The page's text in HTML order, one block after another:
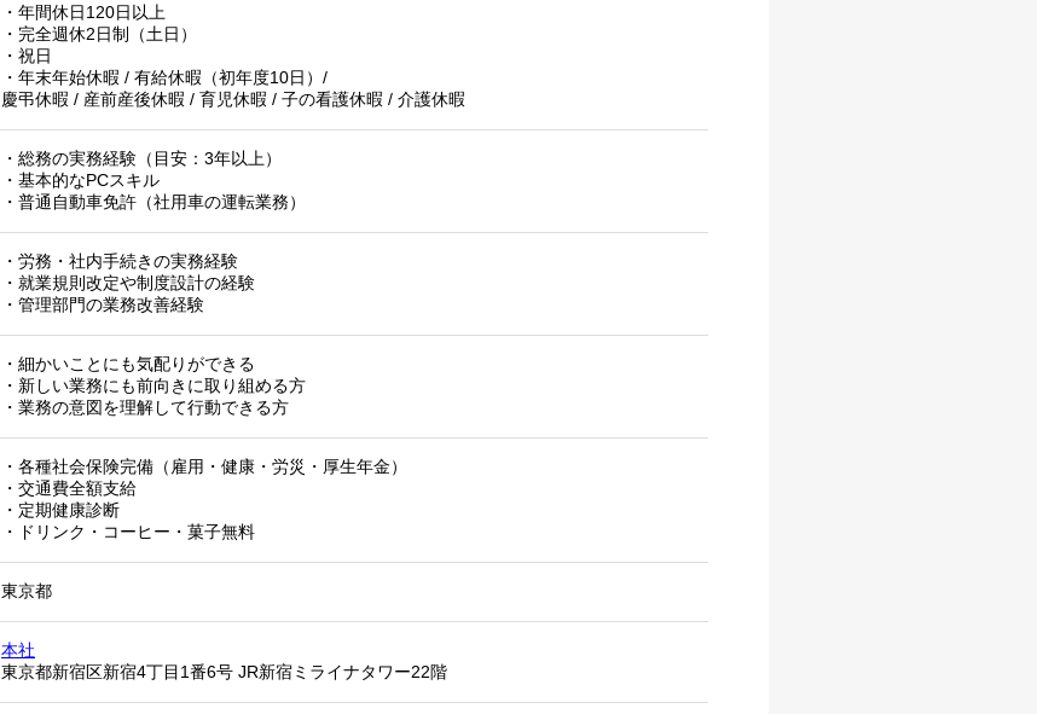
・年間休日120日以上
・完全週休2日制（土日）
・祝日
・年末年始休暇 / 有給休暇（初年度10日）/
慶弔休暇 / 産前産後休暇 / 育児休暇 / 子の看護休暇 / 介護休暇
・総務の実務経験（目安：3年以上）
・基本的なPCスキル
・普通自動車免許（社用車の運転業務）
・労務・社内手続きの実務経験
・就業規則改定や制度設計の経験
・管理部門の業務改善経験
・細かいことにも気配りができる
・新しい業務にも前向きに取り組める方
・業務の意図を理解して行動できる方
・各種社会保険完備（雇用・健康・労災・厚生年金）
・交通費全額支給
・定期健康診断
・ドリンク・コーヒー・菓子無料
東京都
本社
東京都新宿区新宿4丁目1番6号 JR新宿ミライナタワー22階